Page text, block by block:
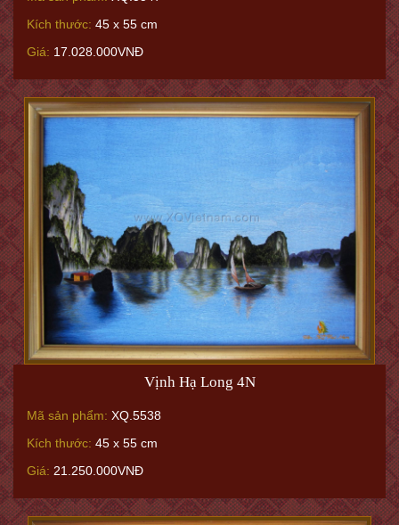
Kích thước: 45 x 55 cm
Giá: 17.028.000VNĐ
Vịnh Hạ Long 4N
Mã sản phẩm: XQ.5538
Kích thước: 45 x 55 cm
Giá: 21.250.000VNĐ